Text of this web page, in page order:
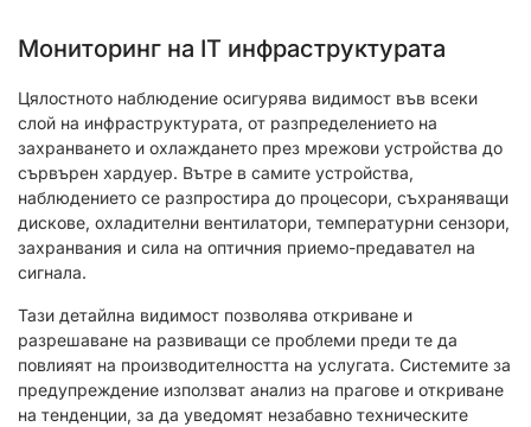
Мониторинг на IT инфраструктурата
Цялостното наблюдение осигурява видимост във всеки
слой на инфраструктурата, от разпределението на
захранването и охлаждането през мрежови устройства до
сървърен хардуер. Вътре в самите устройства,
наблюдението се разпростира до процесори, съхраняващи
дискове, охладителни вентилатори, температурни сензори,
захранвания и сила на оптичния приемо-предавател на
сигнала.
Тази детайлна видимост позволява откриване и
разрешаване на развиващи се проблеми преди те да
повлияят на производителността на услугата. Системите за
предупреждение използват анализ на прагове и откриване
на тенденции, за да уведомят незабавно техническите